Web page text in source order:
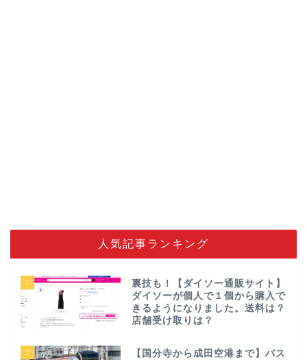
人気記事ランキング
1
裏技も！【ダイソー通販サイト】
ダイソーが個人で１個から購入で
きるようになりました。送料は？
店舗受け取りは？
2
【国分寺から成田空港まで】バス